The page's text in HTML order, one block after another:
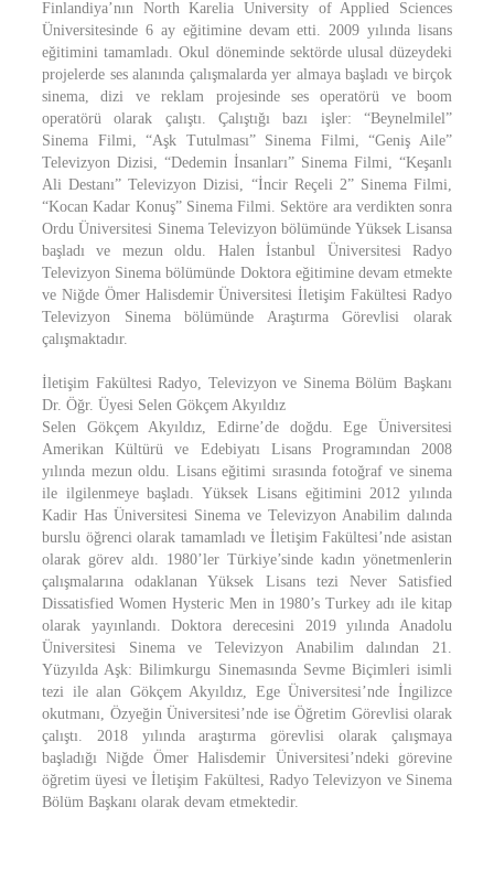
Finlandiya’nın North Karelia University of Applied Sciences
Üniversitesinde 6 ay eğitimine devam etti. 2009 yılında lisans
eğitimini tamamladı. Okul döneminde sektörde ulusal düzeydeki
projelerde ses alanında çalışmalarda yer almaya başladı ve birçok
sinema, dizi ve reklam projesinde ses operatörü ve boom
operatörü olarak çalıştı. Çalıştığı bazı işler: “Beynelmilel”
Sinema Filmi, “Aşk Tutulması” Sinema Filmi, “Geniş Aile”
Televizyon Dizisi, “Dedemin İnsanları” Sinema Filmi, “Keşanlı
Ali Destanı” Televizyon Dizisi, “İncir Reçeli 2” Sinema Filmi,
“Kocan Kadar Konuş” Sinema Filmi. Sektöre ara verdikten sonra
Ordu Üniversitesi Sinema Televizyon bölümünde Yüksek Lisansa
başladı ve mezun oldu. Halen İstanbul Üniversitesi Radyo
Televizyon Sinema bölümünde Doktora eğitimine devam etmekte
ve Niğde Ömer Halisdemir Üniversitesi İletişim Fakültesi Radyo
Televizyon Sinema bölümünde Araştırma Görevlisi olarak
çalışmaktadır.
İletişim Fakültesi Radyo, Televizyon ve Sinema Bölüm Başkanı
Dr. Öğr. Üyesi Selen Gökçem Akyıldız
Selen Gökçem Akyıldız, Edirne’de doğdu. Ege Üniversitesi
Amerikan Kültürü ve Edebiyatı Lisans Programından 2008
yılında mezun oldu. Lisans eğitimi sırasında fotoğraf ve sinema
ile ilgilenmeye başladı. Yüksek Lisans eğitimini 2012 yılında
Kadir Has Üniversitesi Sinema ve Televizyon Anabilim dalında
burslu öğrenci olarak tamamladı ve İletişim Fakültesi’nde asistan
olarak görev aldı. 1980’ler Türkiye’sinde kadın yönetmenlerin
çalışmalarına odaklanan Yüksek Lisans tezi Never Satisfied
Dissatisfied Women Hysteric Men in 1980’s Turkey adı ile kitap
olarak yayınlandı. Doktora derecesini 2019 yılında Anadolu
Üniversitesi Sinema ve Televizyon Anabilim dalından 21.
Yüzyılda Aşk: Bilimkurgu Sinemasında Sevme Biçimleri isimli
tezi ile alan Gökçem Akyıldız, Ege Üniversitesi’nde İngilizce
okutmanı, Özyeğin Üniversitesi’nde ise Öğretim Görevlisi olarak
çalıştı. 2018 yılında araştırma görevlisi olarak çalışmaya
başladığı Niğde Ömer Halisdemir Üniversitesi’ndeki görevine
öğretim üyesi ve İletişim Fakültesi, Radyo Televizyon ve Sinema
Bölüm Başkanı olarak devam etmektedir.